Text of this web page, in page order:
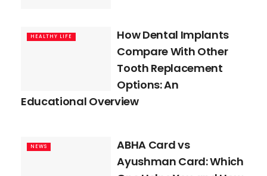
HEALTHY LIFE
How Dental Implants
Compare With Other
Tooth Replacement
Options: An
Educational Overview
NEWS
ABHA Card vs
Ayushman Card: Which